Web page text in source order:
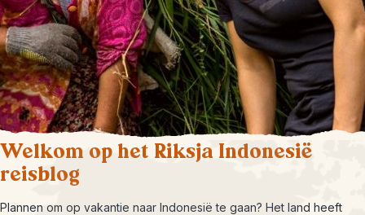
Welkom op het Riksja Indonesië
reisblog
Plannen om op vakantie naar Indonesië te gaan? Het land heeft